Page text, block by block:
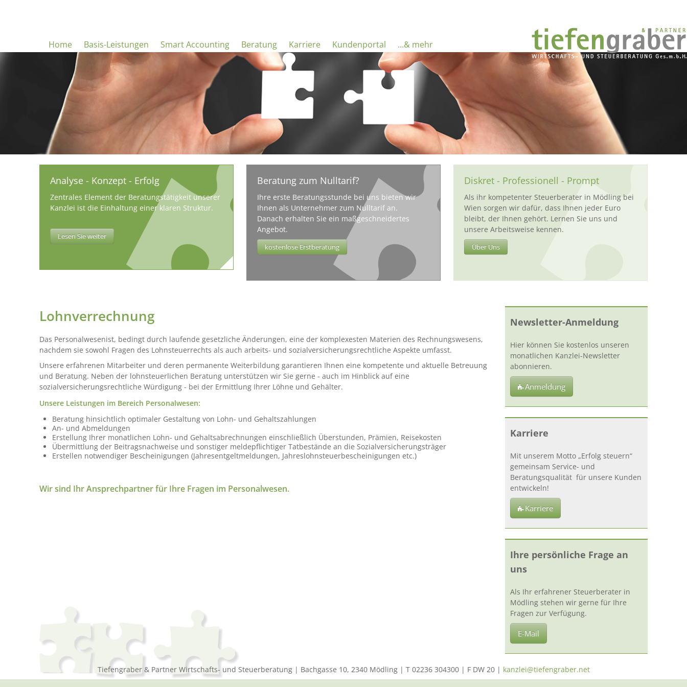
Home Basis-Leistungen Smart Accounting Beratung Karriere Kundenportal ...& mehr
Analyse - Konzept - Erfolg
Zentrales Element der Beratungstätigkeit unserer
Kanzlei ist die Einhaltung einer klaren Struktur.
Lesen Sie weiter
Beratung zum Nulltarif?
Ihre erste Beratungsstunde bei uns bieten wir
Ihnen als Unternehmer zum Nulltarif an.
Danach erhalten Sie ein maßgeschneidertes
Angebot.
kostenlose Erstberatung
Diskret - Professionell - Prompt
Als ihr kompetenter Steuerberater in Mödling bei
Wien sorgen wir dafür, dass Ihnen jeder Euro
bleibt, der Ihnen gehört. Lernen Sie uns und
unsere Arbeitsweise kennen.
Über Uns
Lohnverrechnung
Das Personalwesenist, bedingt durch laufende gesetzliche Änderungen, eine der komplexesten Materien des Rechnungswesens,
nachdem sie sowohl Fragen des Lohnsteuerrechts als auch arbeits- und sozialversicherungsrechtliche Aspekte umfasst.
Unsere erfahrenen Mitarbeiter und deren permanente Weiterbildung garantieren Ihnen eine kompetente und aktuelle Betreuung
und Beratung. Neben der lohnsteuerlichen Beratung unterstützen wir Sie gerne - auch im Hinblick auf eine
sozialversicherungsrechtliche Würdigung - bei der Ermittlung Ihrer Löhne und Gehälter.
Unsere Leistungen im Bereich Personalwesen:
Beratung hinsichtlich optimaler Gestaltung von Lohn- und Gehaltszahlungen
An- und Abmeldungen
Erstellung Ihrer monatlichen Lohn- und Gehaltsabrechnungen einschließlich Überstunden, Prämien, Reisekosten
Übermittlung der Beitragsnachweise und sonstiger meldepflichtiger Tatbestände an die Sozialversicherungsträger
Erstellen notwendiger Bescheinigungen (Jahresentgeltmeldungen, Jahreslohnsteuerbescheinigungen etc.)
Wir sind Ihr Ansprechpartner für Ihre Fragen im Personalwesen.
Newsletter-Anmeldung
Hier können Sie kostenlos unseren
monatlichen Kanzlei-Newsletter
abonnieren.
Anmeldung
Karriere
Mit unserem Motto „Erfolg steuern“
gemeinsam Service- und
Beratungsqualität für unsere Kunden
entwickeln!
Karriere
Ihre persönliche Frage an
uns
Als Ihr erfahrener Steuerberater in
Mödling stehen wir gerne für Ihre
Fragen zur Verfügung.
E-Mail
Tiefengraber & Partner Wirtschafts- und Steuerberatung | Bachgasse 10, 2340 Mödling | T 02236 304300 | F DW 20 | kanzlei@tiefengraber.net